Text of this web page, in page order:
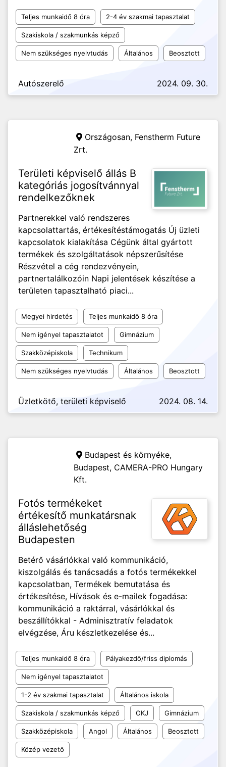
Teljes munkaidő 8 óra 2-4 év szakmai tapasztalat
Szakiskola / szakmunkás képző
Nem szükséges nyelvtudás Általános Beosztott
Autószerelő 2024. 09. 30.
Országosan, Fenstherm Future
Zrt.
Területi képviselő állás B
kategóriás jogosítvánnyal
rendelkezőknek
Partnerekkel való rendszeres
kapcsolattartás, értékesítéstámogatás Új üzleti
kapcsolatok kialakítása Cégünk által gyártott
termékek és szolgáltatások népszerűsítése
Részvétel a cég rendezvényein,
partnertalálkozóin Napi jelentések készítése a
területen tapasztalható piaci...
Megyei hirdetés Teljes munkaidő 8 óra
Nem igényel tapasztalatot Gimnázium
Szakközépiskola Technikum
Nem szükséges nyelvtudás Általános Beosztott
Üzletkötő, területi képviselő 2024. 08. 14.
Budapest és környéke,
Budapest, CAMERA-PRO Hungary
Kft.
Fotós termékeket
értékesítő munkatársnak
álláslehetőség
Budapesten
Betérő vásárlókkal való kommunikáció,
kiszolgálás és tanácsadás a fotós termékekkel
kapcsolatban, Termékek bemutatása és
értékesítése, Hívások és e-mailek fogadása:
kommunikáció a raktárral, vásárlókkal és
beszállítókkal - Adminisztratív feladatok
elvégzése, Áru készletkezelése és...
Teljes munkaidő 8 óra Pályakezdő/friss diplomás
Nem igényel tapasztalatot
1-2 év szakmai tapasztalat Általános iskola
Szakiskola / szakmunkás képző OKJ Gimnázium
Szakközépiskola Angol Általános Beosztott
Közép vezető